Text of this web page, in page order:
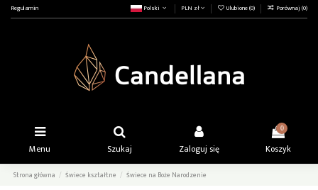
Regulamin Polski PLN zł Ulubione (0) Porównaj (0)
Menu Szukaj Zaloguj się
0
Koszyk
Strona główna Świece kształtne Świece na Boże Narodzenie